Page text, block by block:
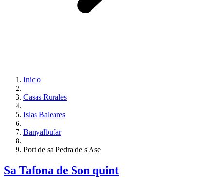
Inicio
Casas Rurales
Islas Baleares
Banyalbufar
Port de sa Pedra de s'Ase
Sa Tafona de Son quint